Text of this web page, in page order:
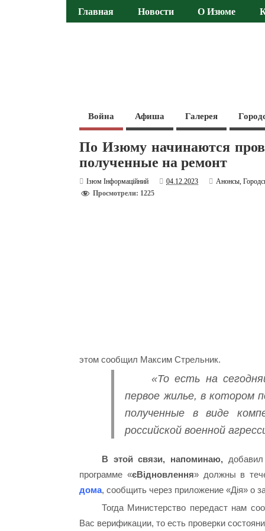
Главная Новости О Изюме
Война Афиша Галерея
По Изюму начинаются
полученные на ремонт
Ізюм Інформаційний 04.12.2023 Анонсы,
Просмотрели: 1225
этом сообщил Максим Стрельник.
«То есть на
первое жилье, в котором
полученные в виде
российской военной
В этой связи, напоминаю,добавил
программе «єВідновлення» должны в
дома, сообщить через приложение «Дія» о
Тогда Министерство передаст нам
Вас верификации, то есть проверки